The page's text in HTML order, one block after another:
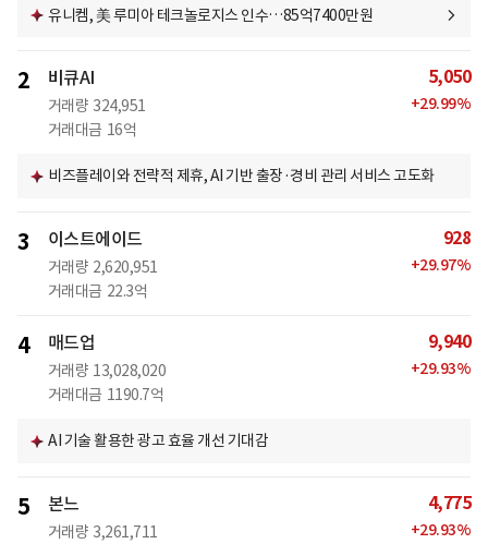
유니켐, 美 루미아 테크놀로지스 인수…85억7400만원
2 비큐AI
거래량 324,951
거래대금 16억
5,050
+29.99%
비즈플레이와 전략적 제휴, AI 기반 출장·경비 관리 서비스 고도화
3 이스트에이드
거래량 2,620,951
거래대금 22.3억
928
+29.97%
4 매드업
거래량 13,028,020
거래대금 1190.7억
9,940
+29.93%
AI 기술 활용한 광고 효율 개선 기대감
5 본느
거래량 3,261,711
4,775
+29.93%